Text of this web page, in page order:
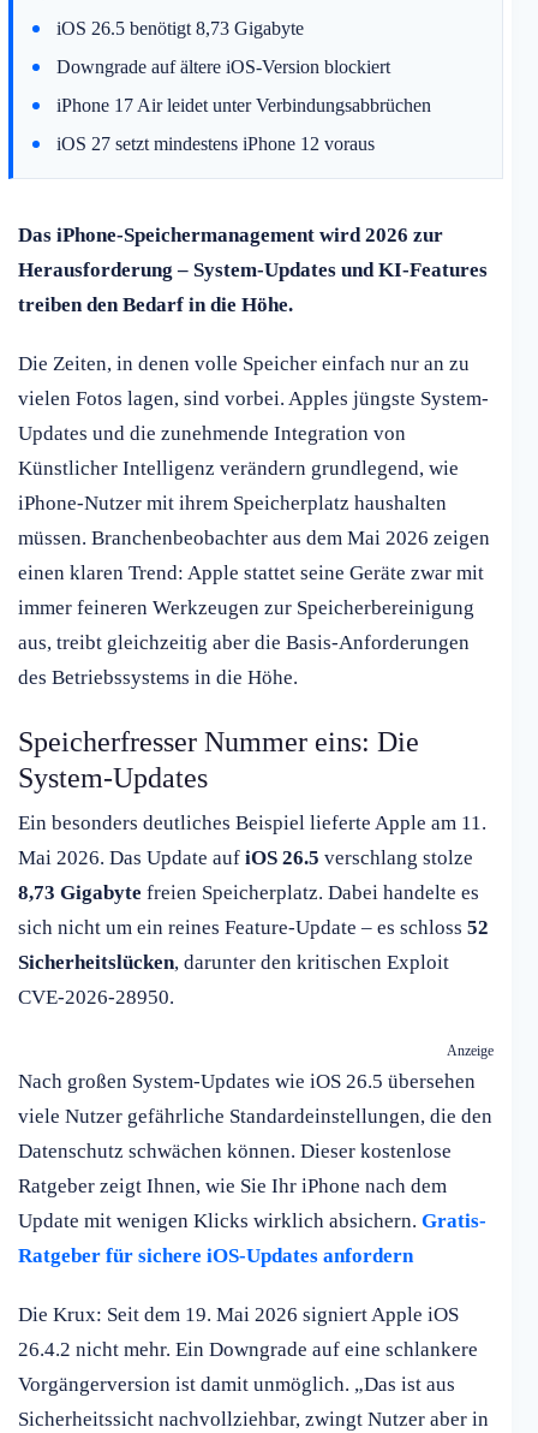
iOS 26.5 benötigt 8,73 Gigabyte
Downgrade auf ältere iOS-Version blockiert
iPhone 17 Air leidet unter Verbindungsabbrüchen
iOS 27 setzt mindestens iPhone 12 voraus
Das iPhone-Speichermanagement wird 2026 zur
Herausforderung – System-Updates und KI-Features
treiben den Bedarf in die Höhe.
Die Zeiten, in denen volle Speicher einfach nur an zu
vielen Fotos lagen, sind vorbei. Apples jüngste System-
Updates und die zunehmende Integration von
Künstlicher Intelligenz verändern grundlegend, wie
iPhone-Nutzer mit ihrem Speicherplatz haushalten
müssen. Branchenbeobachter aus dem Mai 2026 zeigen
einen klaren Trend: Apple stattet seine Geräte zwar mit
immer feineren Werkzeugen zur Speicherbereinigung
aus, treibt gleichzeitig aber die Basis-Anforderungen
des Betriebssystems in die Höhe.
Speicherfresser Nummer eins: Die
System-Updates
Ein besonders deutliches Beispiel lieferte Apple am 11.
Mai 2026. Das Update auf iOS 26.5 verschlang stolze
8,73 Gigabyte freien Speicherplatz. Dabei handelte es
sich nicht um ein reines Feature-Update – es schloss 52
Sicherheitslücken, darunter den kritischen Exploit
CVE-2026-28950.
Anzeige
Nach großen System-Updates wie iOS 26.5 übersehen
viele Nutzer gefährliche Standardeinstellungen, die den
Datenschutz schwächen können. Dieser kostenlose
Ratgeber zeigt Ihnen, wie Sie Ihr iPhone nach dem
Update mit wenigen Klicks wirklich absichern. Gratis-
Ratgeber für sichere iOS-Updates anfordern
Die Krux: Seit dem 19. Mai 2026 signiert Apple iOS
26.4.2 nicht mehr. Ein Downgrade auf eine schlankere
Vorgängerversion ist damit unmöglich. „Das ist aus
Sicherheitssicht nachvollziehbar, zwingt Nutzer aber in